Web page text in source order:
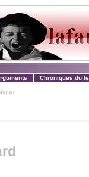
Chroniques du